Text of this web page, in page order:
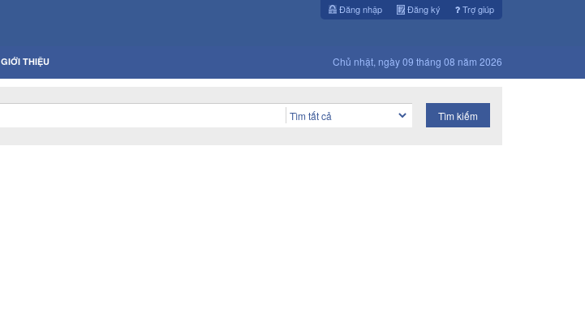
Đăng nhập Đăng ký Trợ giúp
GIỚI THIỆU Chủ nhật, ngày 09 tháng 08 năm 2026